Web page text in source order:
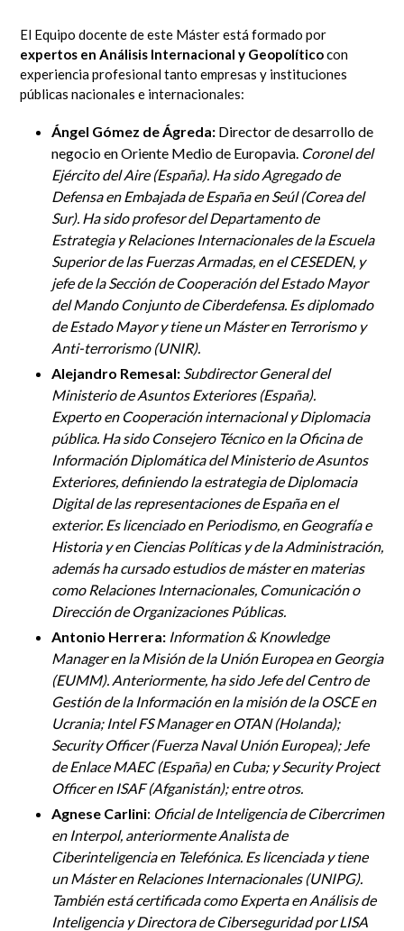
El Equipo docente de este Máster está formado por
expertos en Análisis Internacional y Geopolíticocon
experiencia profesional tanto empresas y instituciones
públicas nacionales e internacionales:
Ángel Gómez de Ágreda: Director de desarrollo de
negocio en Oriente Medio de Europavia. Coronel del
Ejército del Aire (España). Ha sido Agregado de
Defensa en Embajada de España en Seúl (Corea del
Sur). Ha sido profesor del Departamento de
Estrategia y Relaciones Internacionales de la Escuela
Superior de las Fuerzas Armadas, en el CESEDEN, y
jefe de la Sección de Cooperación del Estado Mayor
del Mando Conjunto de Ciberdefensa. Es diplomado
de Estado Mayor y tiene un Máster en Terrorismo y
Anti-terrorismo (UNIR).
Alejandro Remesal: Subdirector General del
Ministerio de Asuntos Exteriores (España).
Experto en Cooperación internacional y Diplomacia
pública. Ha sido Consejero Técnico en la Oficina de
Información Diplomática del Ministerio de Asuntos
Exteriores, definiendo la estrategia de Diplomacia
Digital de las representaciones de España en el
exterior. Es licenciado en Periodismo, en Geografía e
Historia y en Ciencias Políticas y de la Administración,
además ha cursado estudios de máster en materias
como Relaciones Internacionales, Comunicación o
Dirección de Organizaciones Públicas.
Antonio Herrera: Information & Knowledge
Manager en la Misión de la Unión Europea en Georgia
(EUMM). Anteriormente, ha sido Jefe del Centro de
Gestión de la Información en la misión de la OSCE en
Ucrania; Intel FS Manager en OTAN (Holanda);
Security Officer (Fuerza Naval Unión Europea); Jefe
de Enlace MAEC (España) en Cuba; y Security Project
Officer en ISAF (Afganistán); entre otros.
Agnese Carlini: Oficial de Inteligencia de Cibercrimen
en Interpol, anteriormente Analista de
Ciberinteligencia en Telefónica. Es licenciada y tiene
un Máster en Relaciones Internacionales (UNIPG).
También está certificada como Experta en Análisis de
Inteligencia y Directora de Ciberseguridad por LISA